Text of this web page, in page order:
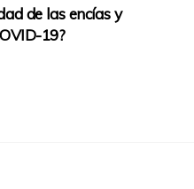
de las encías y
19?